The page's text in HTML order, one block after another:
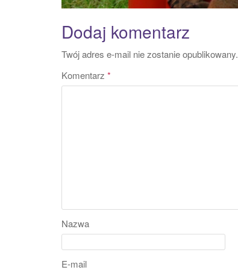
Dodaj komentarz
Twój adres e-mail nie zostanie opublikowany.
Komentarz *
Nazwa
E-mail